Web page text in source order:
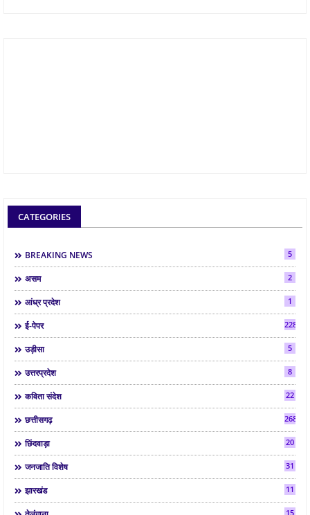
CATEGORIES
BREAKING NEWS 5
असम 2
आंध्र प्रदेश 1
ई-पेपर 2286
उड़ीसा 5
उत्तरप्रदेश 8
कविता संदेश 22
छत्तीसगढ़ 268
छिंदवाड़ा 20
जनजाति विशेष 31
झारखंड 11
15